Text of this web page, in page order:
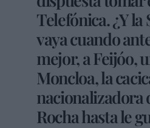
Telefónica. ¿Y la
vaya cuando
mejor, a Feijóo,
Moncloa, la
nacionalizadora
Rocha hasta le